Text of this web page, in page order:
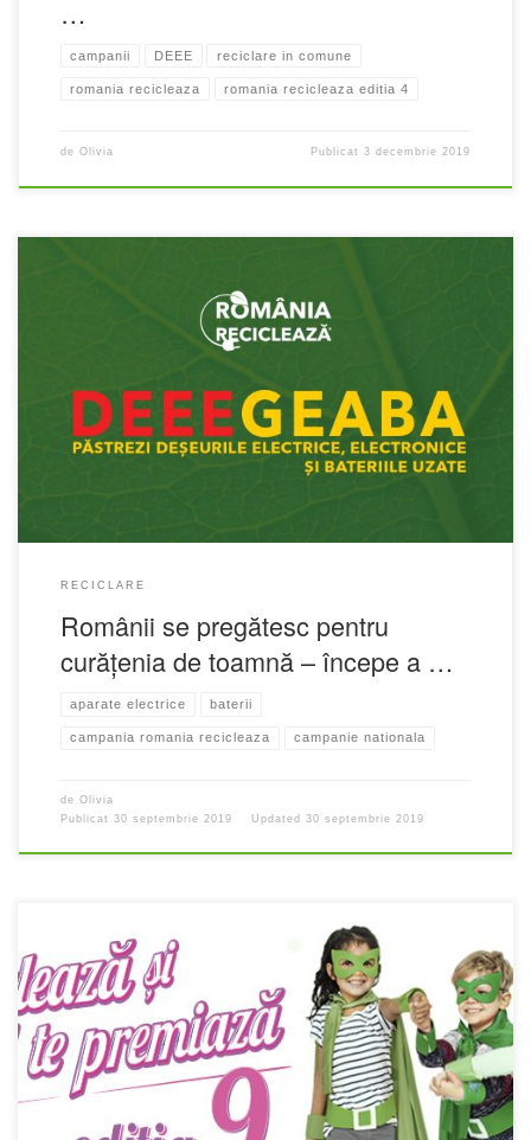
…
campanii DEEE reciclare in comune
romania recicleaza romania recicleaza editia 4
de Olivia Publicat3 decembrie 2019
RECICLARE
Românii se pregătesc pentru
curățenia de toamnă – începe a …
aparate electrice baterii
campania romania recicleaza campanie nationala
de Olivia
Publicat 30 septembrie 2019 Updated 30 septembrie 2019